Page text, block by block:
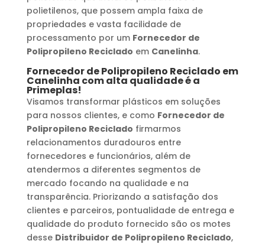
polietilenos, que possem ampla faixa de
propriedades e vasta facilidade de
processamento por um Fornecedor de
Polipropileno Reciclado em Canelinha.
Fornecedor de Polipropileno Reciclado em
Canelinha com alta qualidade é a
Primeplas!
Visamos transformar plásticos em soluções
para nossos clientes, e como Fornecedor de
Polipropileno Reciclado firmarmos
relacionamentos duradouros entre
fornecedores e funcionários, além de
atendermos a diferentes segmentos de
mercado focando na qualidade e na
transparência. Priorizando a satisfação dos
clientes e parceiros, pontualidade de entrega e
qualidade do produto fornecido são os motes
desse Distribuidor de Polipropileno Reciclado,